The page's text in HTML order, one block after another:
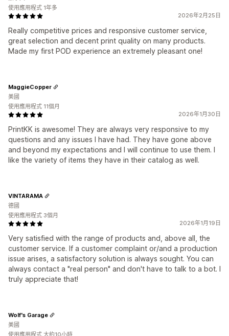
2026年2月25日
Really competitive prices and responsive customer service,
great selection and decent print quality on many products.
Made my first POD experience an extremely pleasant one!
使用應用程式 1年多
2026年1月30日
PrintKK is awesome! They are always very responsive to my
questions and any issues I have had. They have gone above
and beyond my expectations and I will continue to use them. I
like the variety of items they have in their catalog as well.
MaggieCopper
美國
使用應用程式 11個月
2026年1月19日
Very satisfied with the range of products and, above all, the
customer service. If a customer complaint or/and a production
issue arises, a satisfactory solution is always sought. You can
always contact a "real person" and don't have to talk to a bot. I
truly appreciate that!
VINTARAMA
德國
使用應用程式 3個月
Wolf's Garage
美國
使用應用程式 大約10小時